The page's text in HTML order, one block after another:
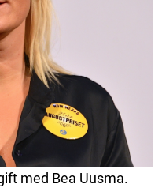
med Bea Uusma.